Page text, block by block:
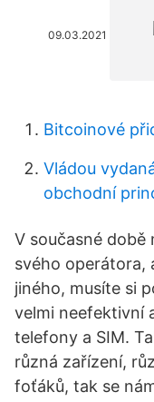
09.03.2021
Bitcoinové
Vládou
obchodní
V současné době
svého operátora,
jiného, musíte si
velmi neefektivní
telefony a SIM.
různá zařízení,
foťáků, tak se